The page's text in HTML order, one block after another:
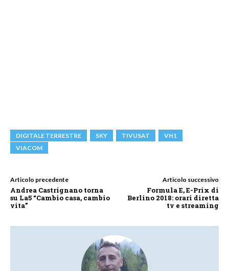
DIGITALE TERRESTRE SKY TIVUSAT
VH1
VIACOM
Articolo precedente
Andrea Castrignano torna
su La5 “Cambio casa, cambio
vita”
Articolo successivo
Formula E, E-Prix di
Berlino 2018: orari diretta
tv e streaming